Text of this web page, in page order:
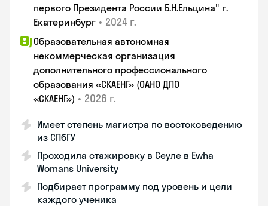
первого Президента России Б.Н.Ельцина" г.
Екатеринбург • 2024 г.
Образовательная автономная
некоммерческая организация
дополнительного профессионального
образования «СКАЕНГ» (ОАНО ДПО
«СКАЕНГ») • 2026 г.
Имеет степень магистра по востоковедению
из СПбГУ
Проходила стажировку в Сеуле в Ewha
Womans University
Подбирает программу под уровень и цели
каждого ученика